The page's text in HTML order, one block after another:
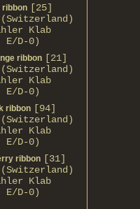
ribbon [25]
(Switzerland)
Klab
E/D-0)
ribbon [21]
(Switzerland)
Klab
E/D-0)
ribbon [94]
(Switzerland)
Klab
E/D-0)
ribbon [31]
(Switzerland)
Klab
E/D-0)